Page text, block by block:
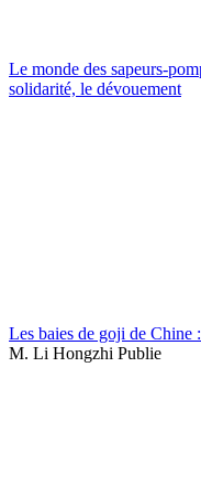
Le monde des sapeurs-
solidarité, le dévouement
Les baies de goji de Chine
M. Li Hongzhi Publie